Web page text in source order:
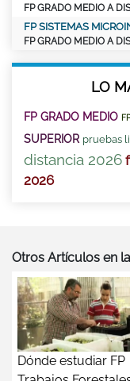
FP GRADO MEDIO A
FP SISTEMAS
FP GRADO MEDIO A
LO
FP GRADO MEDIO
SUPERIOR pruebas
distancia 2026
2026
Otros Artículos en
Dónde estudiar FP